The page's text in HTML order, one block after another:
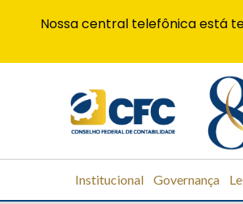
Institucional Governança
Nossa central telefônica está